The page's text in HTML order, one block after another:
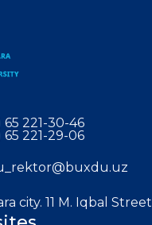
65 221-30-46
65 221-29-06
city. 11 M. Iqbal Street